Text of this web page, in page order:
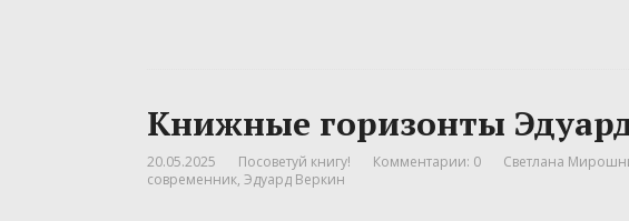
Книжные горизонты
20.05.2025 Посоветуй книгу! Комментарии: 0 Светлана
современник, Эдуард Веркин